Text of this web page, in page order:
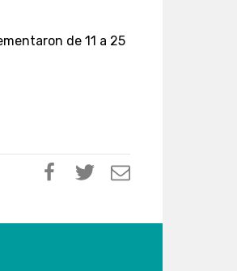
de 11 a 25